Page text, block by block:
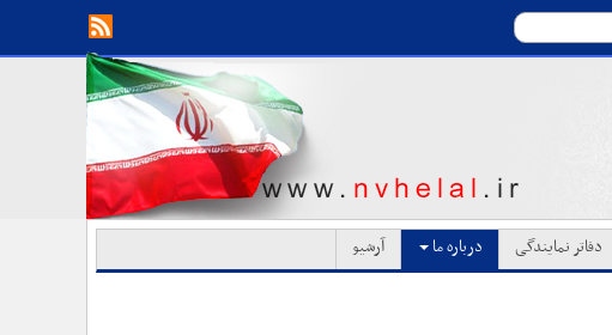
دفاتر نمایندگی درباره ما آرشیو